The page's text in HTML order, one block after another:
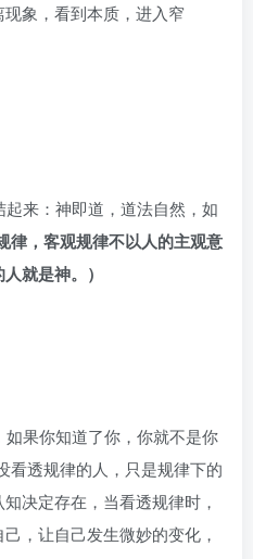
象，看到本质，进入窄
来：神即道，道法自然，如
律，客观规律不以人的主观意
就是神。）
果你知道了你，你就不是你
看透规律的人，只是规律下的
决定存在，当看透规律时，
，让自己发生微妙的变化，